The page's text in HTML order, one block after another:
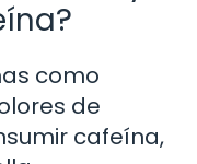
como
de
cafeína,